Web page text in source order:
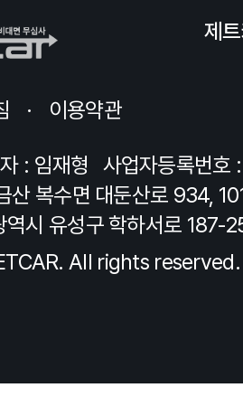
제
이용약관
: 임재형
사업자등록번
산 복수면 대둔산로 934,
역시 유성구 학하서로 187-
All rights reserved.